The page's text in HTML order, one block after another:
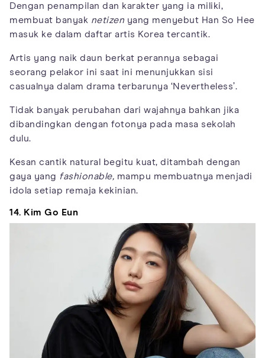
Dengan penampilan dan karakter yang ia miliki,
membuat banyak netizen yang menyebut Han So Hee
masuk ke dalam daftar artis Korea tercantik.
Artis yang naik daun berkat perannya sebagai
seorang pelakor ini saat ini menunjukkan sisi
casualnya dalam drama terbarunya ‘Nevertheless’.
Tidak banyak perubahan dari wajahnya bahkan jika
dibandingkan dengan fotonya pada masa sekolah
dulu.
Kesan cantik natural begitu kuat, ditambah dengan
gaya yang fashionable, mampu membuatnya menjadi
idola setiap remaja kekinian.
14. Kim Go Eun